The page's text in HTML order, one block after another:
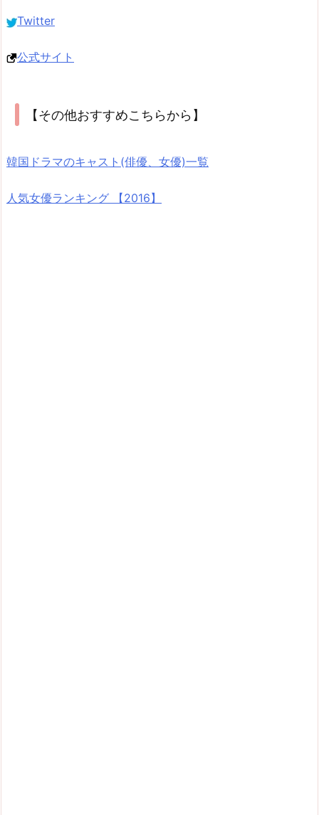
Twitter
公式サイト
【その他おすすめこちらから】
韓国ドラマのキャスト(俳優、女優)一覧
人気女優ランキング 【2016】